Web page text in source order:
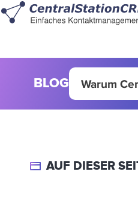
BLOG Warum
AUF DIESER